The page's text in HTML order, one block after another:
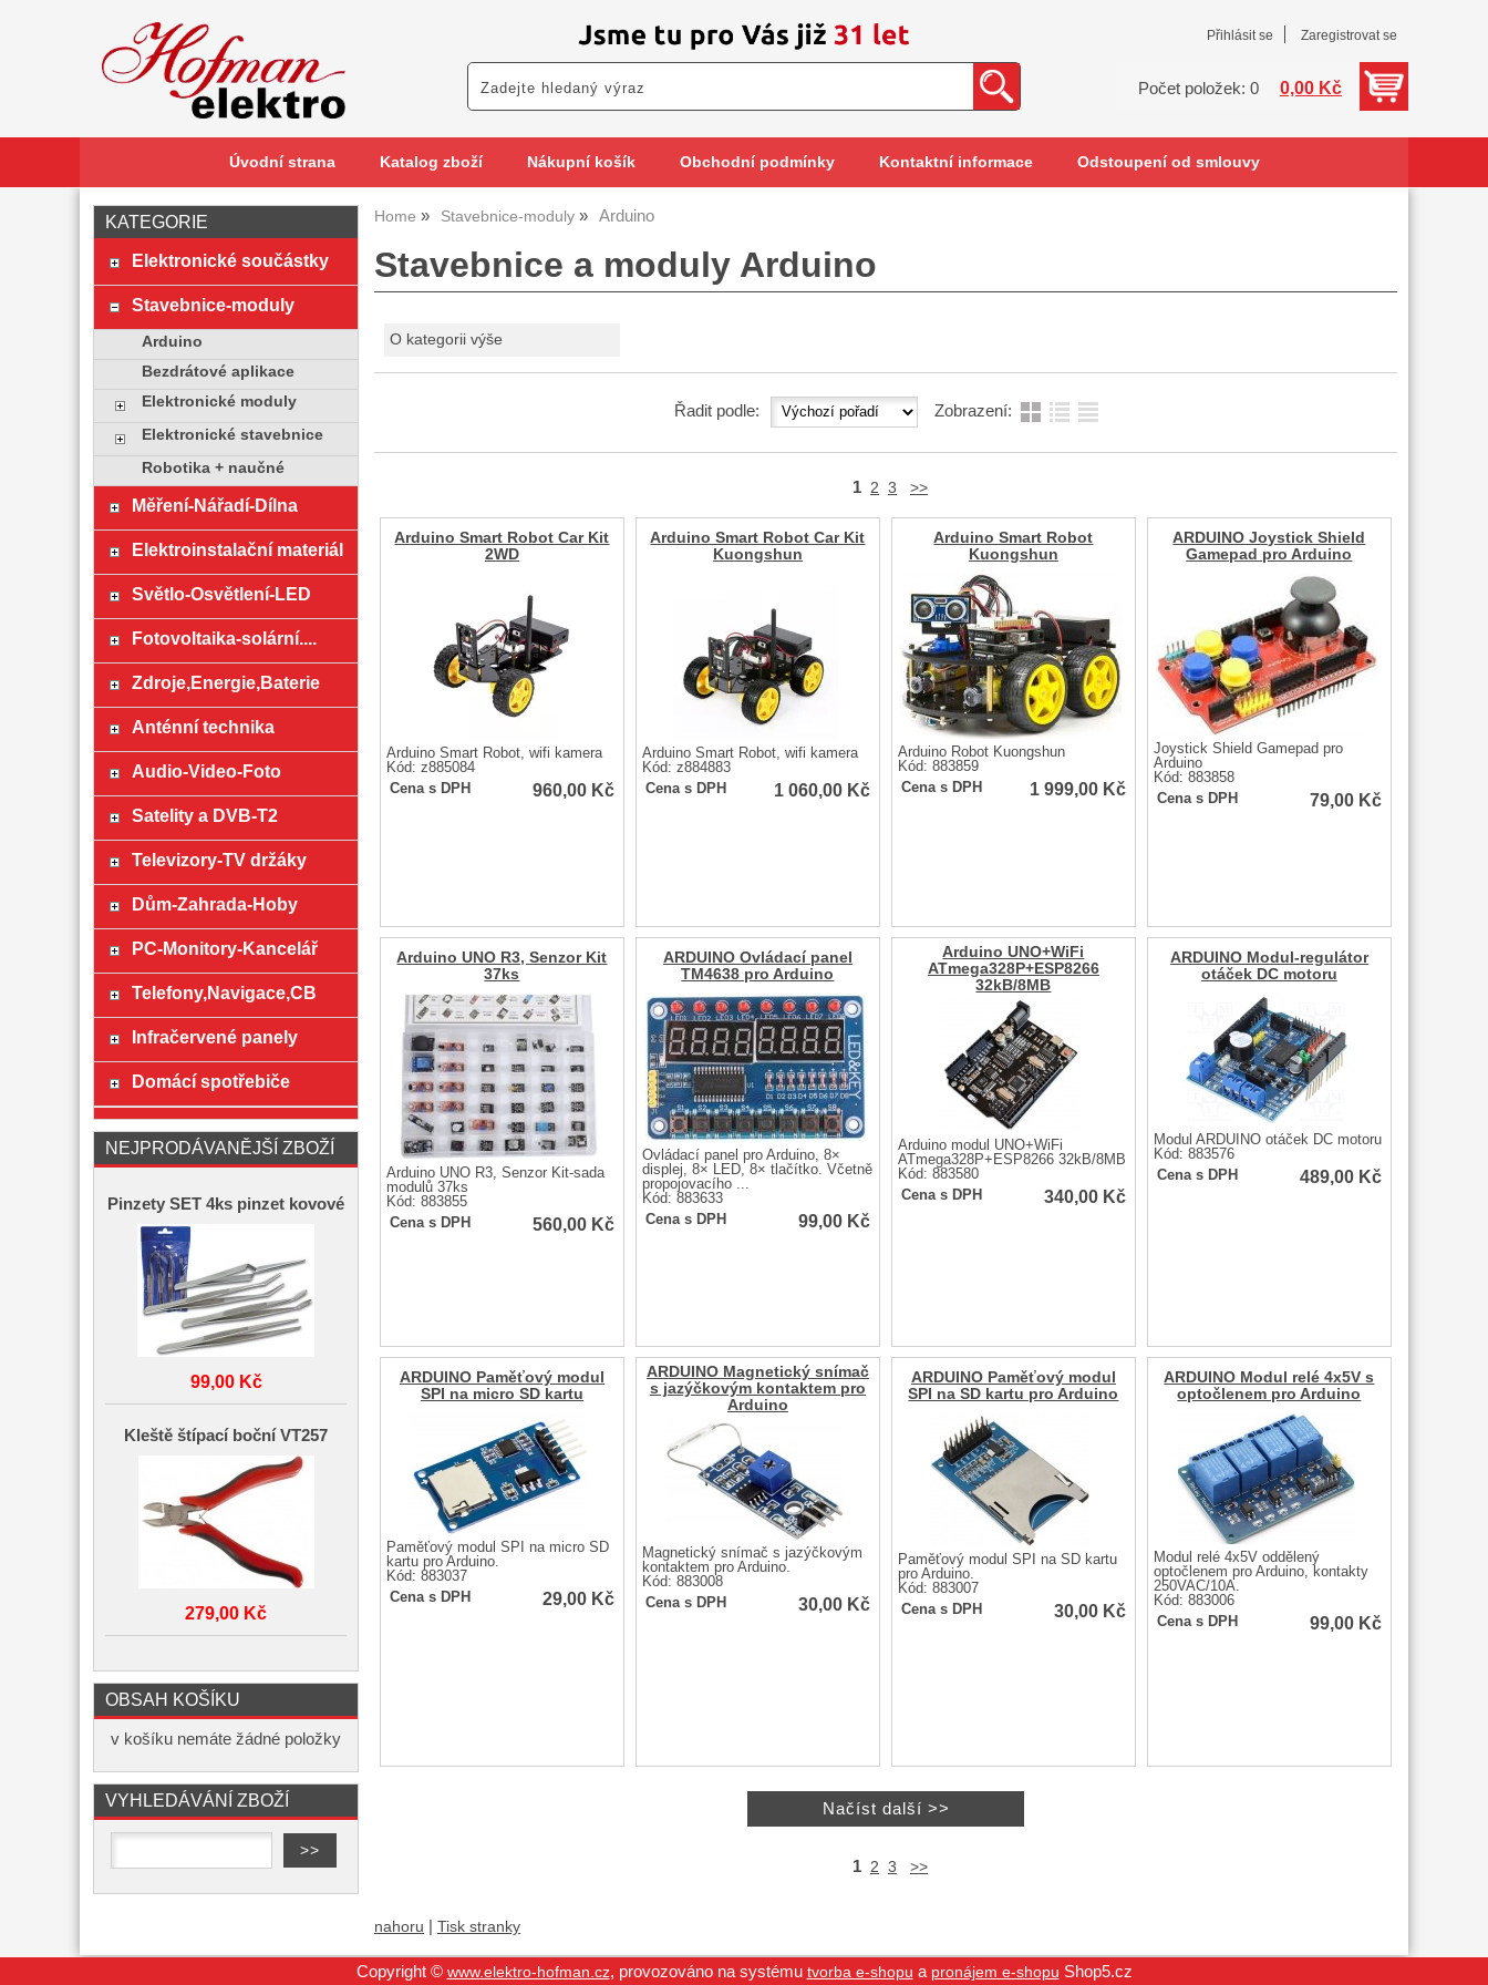
Přihlásit se Zaregistrovat se
Počet položek: 0 0,00 Kč
Úvodní strana Katalog zboží Nákupní košík Obchodní podmínky Kontaktní informace Odstoupení od smlouvy
Home Stavebnice-moduly Arduino
Stavebnice a moduly Arduino
O kategorii výše
Řadit podle: Zobrazení:
1 2 3 >>
Arduino Smart Robot Car Kit
2WD
Arduino Smart Robot, wifi kamera
Kód: z885084
Cena s DPH
960,00 Kč
Arduino Smart Robot Car Kit
Kuongshun
Arduino Smart Robot, wifi kamera
Kód: z884883
Cena s DPH
1 060,00 Kč
Arduino Smart Robot
Kuongshun
Arduino Robot Kuongshun
Kód: 883859
Cena s DPH
1 999,00 Kč
ARDUINO Joystick Shield
Gamepad pro Arduino
Joystick Shield Gamepad pro
Arduino
Kód: 883858
Cena s DPH
79,00 Kč
Arduino UNO R3, Senzor Kit
37ks
Arduino UNO R3, Senzor Kit-sada
modulů 37ks
Kód: 883855
Cena s DPH
560,00 Kč
ARDUINO Ovládací panel
TM4638 pro Arduino
Ovládací panel pro Arduino, 8×
displej, 8× LED, 8× tlačítko. Včetně
propojovacího ...
Kód: 883633
Cena s DPH
99,00 Kč
Arduino UNO+WiFi
ATmega328P+ESP8266
32kB/8MB
Arduino modul UNO+WiFi
ATmega328P+ESP8266 32kB/8MB
Kód: 883580
Cena s DPH
340,00 Kč
ARDUINO Modul-regulátor
otáček DC motoru
Modul ARDUINO otáček DC motoru
Kód: 883576
Cena s DPH
489,00 Kč
ARDUINO Paměťový modul
SPI na micro SD kartu
Paměťový modul SPI na micro SD
kartu pro Arduino.
Kód: 883037
Cena s DPH
29,00 Kč
ARDUINO Magnetický snímač
s jazýčkovým kontaktem pro
Arduino
Magnetický snímač s jazýčkovým
kontaktem pro Arduino.
Kód: 883008
Cena s DPH
30,00 Kč
ARDUINO Paměťový modul
SPI na SD kartu pro Arduino
Paměťový modul SPI na SD kartu
pro Arduino.
Kód: 883007
Cena s DPH
30,00 Kč
ARDUINO Modul relé 4x5V s
optočlenem pro Arduino
Modul relé 4x5V oddělený
optočlenem pro Arduino, kontakty
250VAC/10A.
Kód: 883006
Cena s DPH
99,00 Kč
1 2 3 >>
nahoru Tisk stranky
KATEGORIE
Elektronické součástky
Stavebnice-moduly
Arduino
Bezdrátové aplikace
Elektronické moduly
Elektronické stavebnice
Robotika + naučné
Měření-Nářadí-Dílna
Elektroinstalační materiál
Světlo-Osvětlení-LED
Fotovoltaika-solární....
Zdroje,Energie,Baterie
Anténní technika
Audio-Video-Foto
Satelity a DVB-T2
Televizory-TV držáky
Dům-Zahrada-Hoby
PC-Monitory-Kancelář
Telefony,Navigace,CB
Infračervené panely
Domácí spotřebiče
NEJPRODÁVANĚJŠÍ ZBOŽÍ
Pinzety SET 4ks pinzet kovové
99,00 Kč
Kleště štípací boční VT257
279,00 Kč
OBSAH KOŠÍKU
v košíku nemáte žádné položky
VYHLEDÁVÁNÍ ZBOŽÍ
Copyright © www.elektro-hofman.cz, provozováno na systému tvorba e-shopu a pronájem e-shopu Shop5.cz